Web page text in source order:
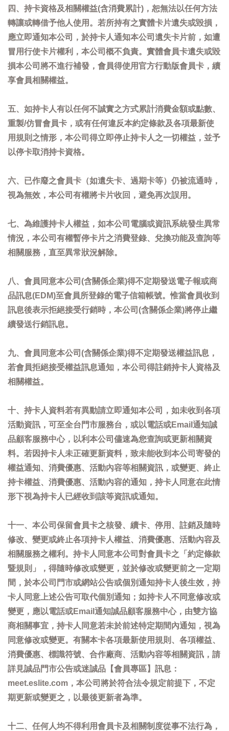
四、持卡資格及相關權益(含消費累計)，恕無法以任何方法
轉讓或轉借予他人使用。若所持有之實體卡片遺失或毀損，
應立即通知本公司，於持卡人通知本公司遺失卡片前，如遭
冒用行使卡片權利，本公司概不負責。實體會員卡遺失或毀
損本公司將不進行補發，會員得使用官方行動版會員卡，續
享會員相關權益。
五、如持卡人有以任何不誠實之方式累計消費金額或點數、
重製/仿冒會員卡，或有任何違反本約定條款及各項最新使
用規則之情形，本公司得立即停止持卡人之一切權益，並予
以停卡取消持卡資格。
六、已作廢之會員卡（如遺失卡、過期卡等）仍被流通時，
視為無效，本公司有權將卡片收回，避免再次誤用。
七、為維護持卡人權益，如本公司電腦或資訊系統發生異常
情況，本公司有權暫停卡片之消費登錄、兌換功能及查詢等
相關服務，直至異常狀況解除。
八、會員同意本公司(含關係企業)得不定期發送電子報或商
品訊息(EDM)至會員所登錄的電子信箱帳號。惟當會員收到
訊息後表示拒絕接受行銷時，本公司(含關係企業)將停止繼
續發送行銷訊息。
九、會員同意本公司(含關係企業)得不定期發送權益訊息，
若會員拒絕接受權益訊息通知，本公司得註銷持卡人資格及
相關權益。
十、持卡人資料若有異動請立即通知本公司，如未收到各項
活動資訊，可至全台門市服務台，或以電話或Email通知誠
品顧客服務中心，以利本公司儘速為您查詢或更新相關資
料。若因持卡人未正確更新資料，致未能收到本公司寄發的
權益通知、消費優惠、活動內容等相關資訊，或變更、終止
持卡權益、消費優惠、活動內容的通知，持卡人同意在此情
形下視為持卡人已經收到該等資訊或通知。
十一、本公司保留會員卡之核發、續卡、停用、註銷及隨時
修改、變更或終止各項持卡人權益、消費優惠、活動內容及
相關服務之權利。持卡人同意本公司對會員卡之「約定條款
暨規則」，得隨時修改或變更，並於修改或變更前之一定期
間，於本公司門市或網站公告或個別通知持卡人後生效，持
卡人同意上述公告可取代個別通知；如持卡人不同意修改或
變更，應以電話或Email通知誠品顧客服務中心，由雙方協
商相關事宜，持卡人同意若未於前述特定期間內通知，視為
同意修改或變更。有關本卡各項最新使用規則、各項權益、
消費優惠、標識符號、合作廠商、活動內容等相關資訊，請
詳見誠品門市公告或迷誠品【會員專區】訊息：
meet.eslite.com，本公司將於符合法令規定前提下，不定
期更新或變更之，以最後更新者為準。
十二、任何人均不得利用會員卡及相關制度從事不法行為，